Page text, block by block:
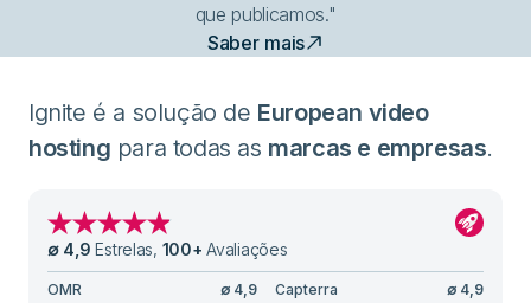
que publicamos."
Saber mais
Ignite é a solução de European video
hosting para todas as marcas e empresas.
∅ 4,9 Estrelas, 100+ Avaliações
OMR ∅ 4,9 Capterra ∅ 4,9